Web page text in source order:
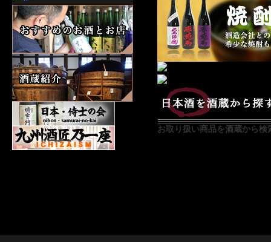
お取り扱い商品を酒蔵から検